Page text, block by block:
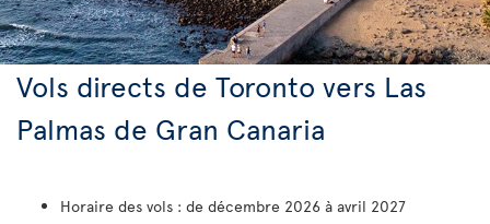
Vols directs de Toronto vers Las
Palmas de Gran Canaria
Horaire des vols : de décembre 2026 à avril 2027